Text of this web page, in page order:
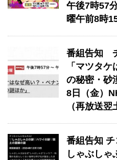
午後7時57
曜午前8時
番組告知
「マツタ
の秘密・砂
8日（金）
（再放送翌
番組告知
しゃぶし